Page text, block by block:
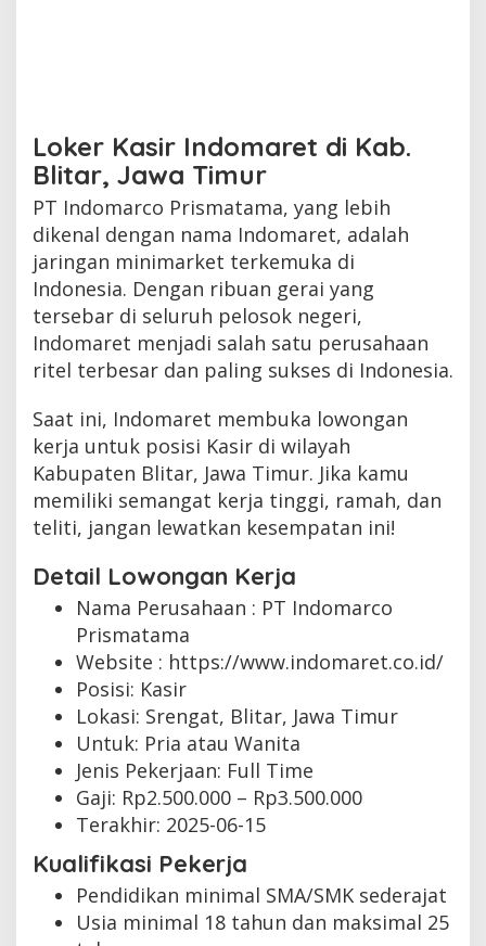
Loker Kasir Indomaret di Kab.
Blitar, Jawa Timur
PT Indomarco Prismatama, yang lebih
dikenal dengan nama Indomaret, adalah
jaringan minimarket terkemuka di
Indonesia. Dengan ribuan gerai yang
tersebar di seluruh pelosok negeri,
Indomaret menjadi salah satu perusahaan
ritel terbesar dan paling sukses di Indonesia.
Saat ini, Indomaret membuka lowongan
kerja untuk posisi Kasir di wilayah
Kabupaten Blitar, Jawa Timur. Jika kamu
memiliki semangat kerja tinggi, ramah, dan
teliti, jangan lewatkan kesempatan ini!
Detail Lowongan Kerja
Nama Perusahaan : PT Indomarco
Prismatama
Website : https://www.indomaret.co.id/
Posisi: Kasir
Lokasi: Srengat, Blitar, Jawa Timur
Untuk: Pria atau Wanita
Jenis Pekerjaan: Full Time
Gaji: Rp2.500.000 – Rp3.500.000
Terakhir: 2025-06-15
Kualifikasi Pekerja
Pendidikan minimal SMA/SMK sederajat
Usia minimal 18 tahun dan maksimal 25